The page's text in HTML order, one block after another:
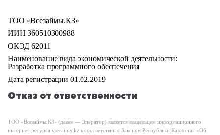
ТОО «Всезаймы.КЗ»
ИИН 360510300988
ОКЭД 62011
Наименование вида экономической деятельности:
Разработка программного обеспечения
Дата регистрации 01.02.2019
Отказ от ответственности
ТОО «Всезаймы.КЗ» (далее — Оператор) является владельцем информационного
интернет-ресурса vsezaimy.kz в соответствии с Законом Республики Казахстан «Об